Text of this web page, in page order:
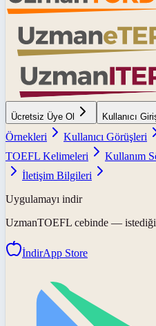
Ücretsiz Üye Ol Kullanıcı
Örnekleri
Kullanıcı Görüşleri
TOEFL Kelimeleri
Kullanım
İletişim Bilgileri
Uygulamayı indir
UzmanTOEFL cebinde —
İndirApp Store